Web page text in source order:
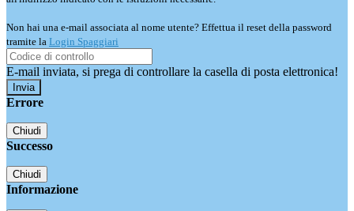
Non hai una e-mail associata al nome utente? Effettua il reset della password
tramite la Login Spaggiari
E-mail inviata, si prega di controllare la casella di posta elettronica!
Errore
Chiudi
Successo
Chiudi
Informazione